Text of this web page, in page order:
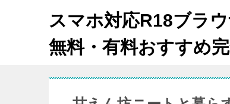
スマホ対応R18ブラウ
無料・有料おすすめ